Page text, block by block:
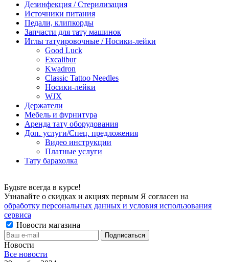
Дезинфекция / Стерилизация
Источники питания
Педали, клипкорды
Запчасти для тату машинок
Иглы татуировочные / Носики-лейки
Good Luck
Excalibur
Kwadron
Classic Tattoo Needles
Носики-лейки
WJX
Держатели
Мебель и фурнитура
Аренда тату оборудования
Доп. услуги/Спец. предложения
Видео инструкции
Платные услуги
Тату барахолка
Будьте всегда в курсе!
Узнавайте о скидках и акциях первым Я согласен на
обработку персональных данных и условия использования
сервиса
Новости магазина
Новости
Все новости